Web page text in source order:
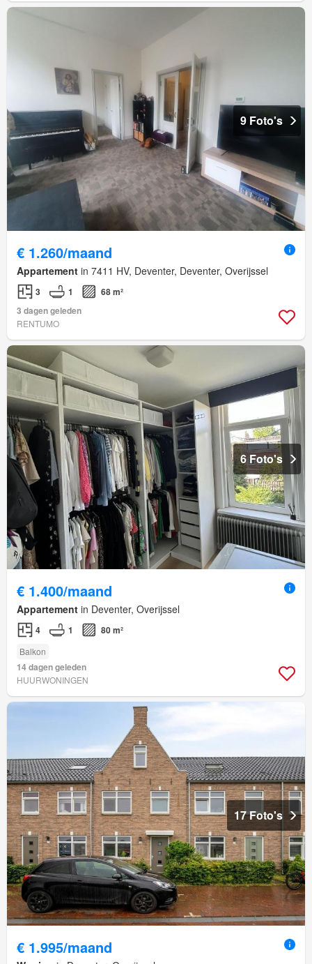
9 Foto's
€ 1.260/maand
Appartement in 7411 HV, Deventer, Deventer, Overijssel
3 1
68 m²
3 dagen geleden
RENTUMO
6 Foto's
€ 1.400/maand
Appartement in Deventer, Overijssel
4 1 80 m²
Balkon
14 dagen geleden
HUURWONINGEN
17 Foto's
€ 1.995/maand